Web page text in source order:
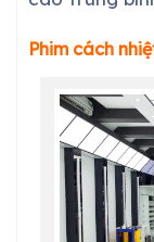
Phim cách